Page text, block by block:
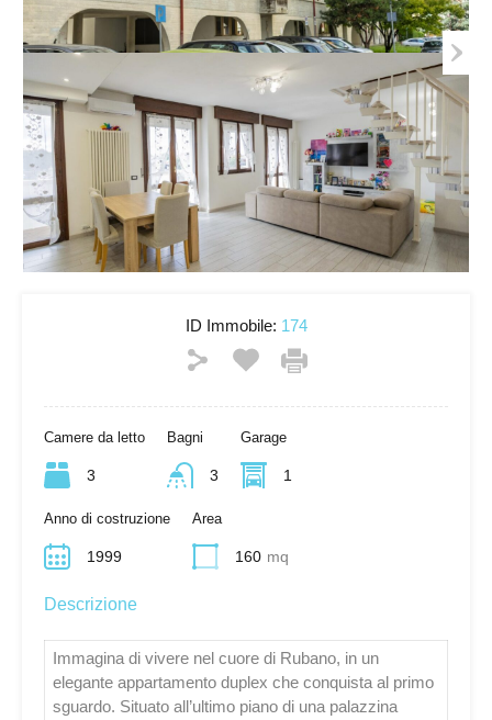
ID Immobile: 174
Camere da letto
3
Bagni
3
Garage
1
Anno di costruzione
1999
Area
160 mq
Descrizione
Immagina di vivere nel cuore di Rubano, in un
elegante appartamento duplex che conquista al primo
sguardo. Situato all’ultimo piano di una palazzina